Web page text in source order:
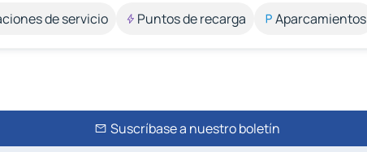
de servicio Puntos de recarga Aparcamientos
Suscríbase a nuestro boletín